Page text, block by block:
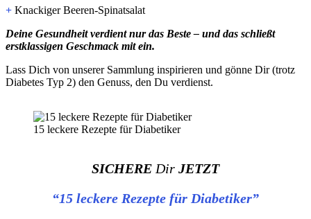
+ Knackiger Beeren-Spinatsalat
Deine Gesundheit verdient nur das Beste – und das schließt
erstklassigen Geschmack mit ein.
Lass Dich von unserer Sammlung inspirieren und gönne Dir (trotz
Diabetes Typ 2) den Genuss, den Du verdienst.
15 leckere Rezepte für Diabetiker
SICHERE Dir JETZT
“15 leckere Rezepte für Diabetiker”